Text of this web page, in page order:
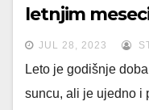
letnjim
JUL 28, 2023
Leto je godišnje
suncu, ali je ujedno i